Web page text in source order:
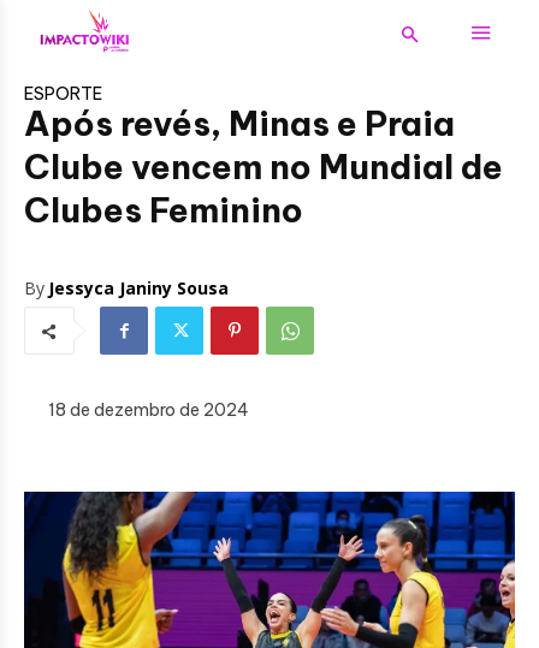
ESPORTE
Após revés, Minas e Praia
Clube vencem no Mundial de
Clubes Feminino
By Jessyca Janiny Sousa
18 de dezembro de 2024